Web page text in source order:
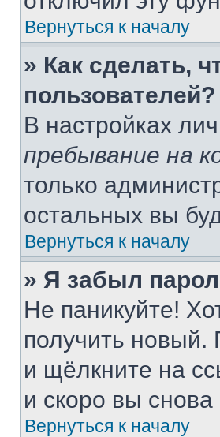
Вернуться к началу
» Как сделать,
пользователей?
В настройках
пребывание на
только
остальных вы
Вернуться к началу
» Я забыл
Не паникуйте!
получить
и щёлкните на
и скоро вы
Вернуться к началу